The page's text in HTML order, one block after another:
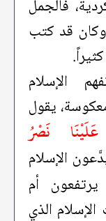
فالجمل
وكان قد كتب
الإسلام
يقول
نَصْرُ
الإسلام
أم
الذي